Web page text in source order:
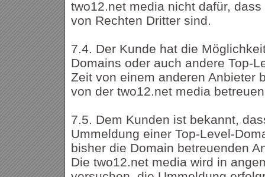
two12.net media nicht dafür,
von Rechten Dritter sind.
7.4. Der Kunde hat die
Domains oder auch andere Top-
Zeit von einem anderen Anbieter
von der two12.net media
7.5. Dem Kunden ist bekannt,
Ummeldung einer Top-Level-
bisher die Domain betreuenden
Die two12.net media wird in